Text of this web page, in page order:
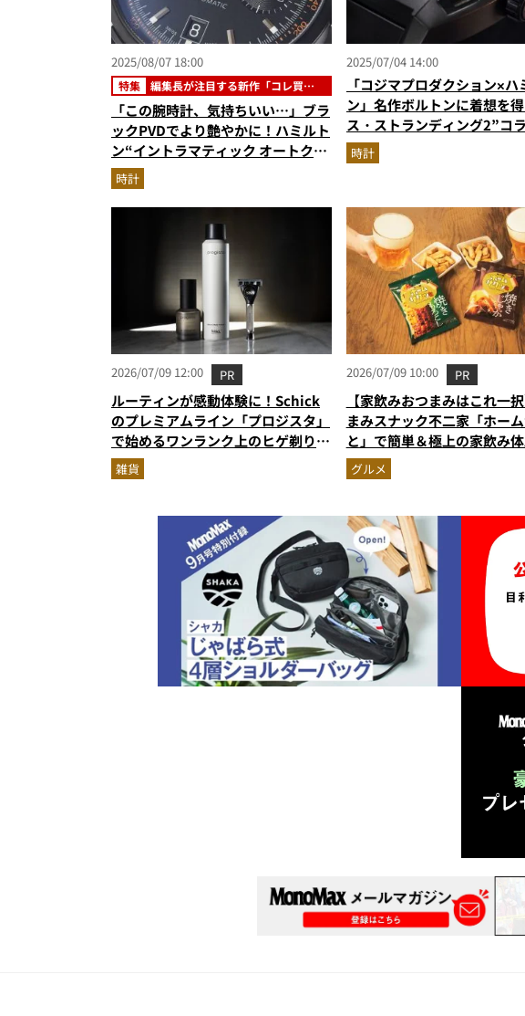
2025/08/07 18:00
特集
編集長が注目する新作「コレ買い
です」
「この腕時計、気持ちいい…」ブラ
ックPVDでより艶やかに！ハミルト
ン“イントラマティック オートクロ
ノ”が実にかっこいい／No.1モノ雑
誌編集長のお墨付き『コレ買いで
す』Vol.122
時計
2025/07/04 14:00
「コジマプロダクション×ハ
ン」名作ボルトンに着想を
ス・ストランディング2”コ
ォッチが登場！原宿にて特別
催中
時計
2026/07/09 12:00 PR
ルーティンが感動体験に！Schick
のプレミアムライン「プロジスタ」
で始めるワンランク上のヒゲ剃り習
慣
雑貨
2026/07/09 10:00 PR
【家飲みおつまみはこれ一
まみスナック不二家「ホー
と」で簡単＆極上の家飲み
グルメ